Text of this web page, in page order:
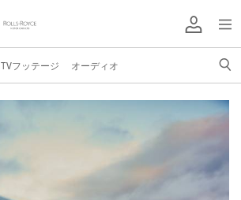
TVフッテージ オーディオ